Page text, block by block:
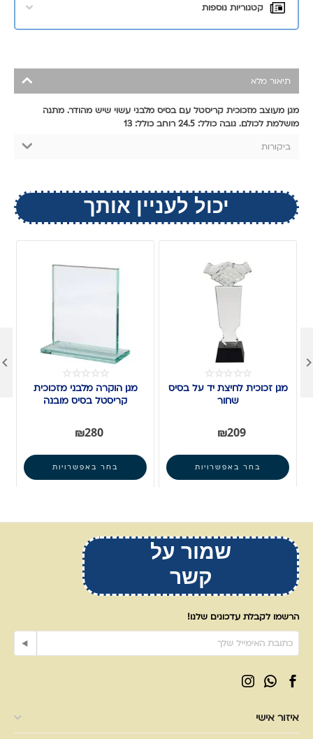
קטגוריות נוספות
תיאור מלא
מגן מעוצב מזכוכית קריסטל עם בסיס מלבני עשוי שיש מהודר. מתנה
מושלמת לכולם. גובה כולל: 24.5 רוחב כולל: 13
ביקורות
יכול לעניין אותך
מגן זכוכית לחיצת יד על בסיס
שחור
₪209
בחר באפשרויות
מגן הוקרה מלבני מזכוכית
קריסטל בסיס מובנה
₪280
בחר באפשרויות
שמור על
קשר
הרשמו לקבלת עדכונים שלנו!
איזור אישי